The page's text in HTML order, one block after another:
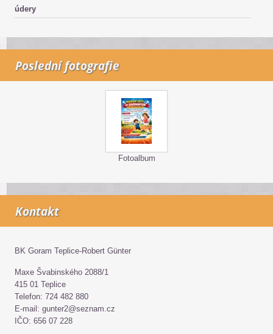
údery
Poslední fotografie
Fotoalbum
Kontakt
BK Goram Teplice-Robert Günter
Maxe Švabinského 2088/1
415 01 Teplice
Telefon: 724 482 880
E-mail: gunter2@seznam.cz
IČO: 656 07 228